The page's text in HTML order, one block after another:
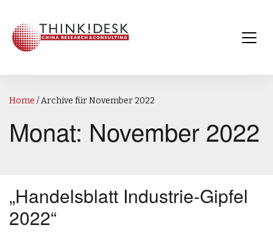
Home /Archive für November 2022
Monat: November 2022
„Handelsblatt Industrie-Gipfel
2022“